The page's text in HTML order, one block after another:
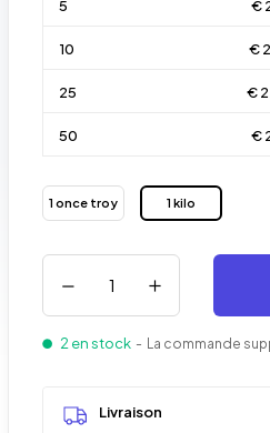
5 €
10 €
25 €
50 €
1 once troy 1 kilo
2 en stock - La commande
Livraison